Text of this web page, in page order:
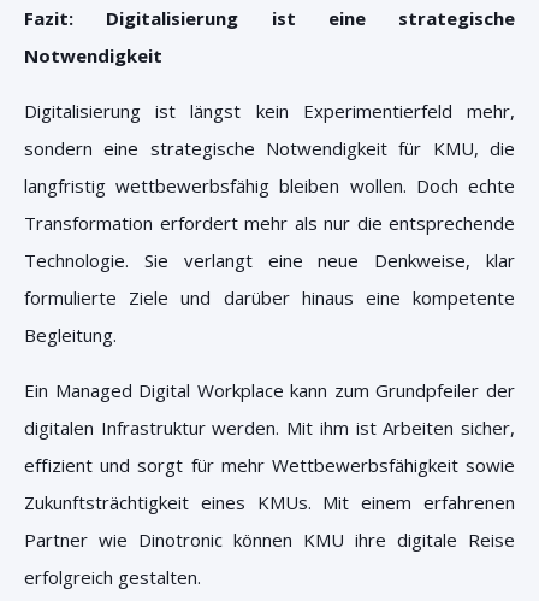
Fazit: Digitalisierung ist eine strategische
Notwendigkeit
Digitalisierung ist längst kein Experimentierfeld mehr,
sondern eine strategische Notwendigkeit für KMU, die
langfristig wettbewerbsfähig bleiben wollen. Doch echte
Transformation erfordert mehr als nur die entsprechende
Technologie. Sie verlangt eine neue Denkweise, klar
formulierte Ziele und darüber hinaus eine kompetente
Begleitung.
Ein Managed Digital Workplace kann zum Grundpfeiler der
digitalen Infrastruktur werden. Mit ihm ist Arbeiten sicher,
effizient und sorgt für mehr Wettbewerbsfähigkeit sowie
Zukunftsträchtigkeit eines KMUs. Mit einem erfahrenen
Partner wie Dinotronic können KMU ihre digitale Reise
erfolgreich gestalten.